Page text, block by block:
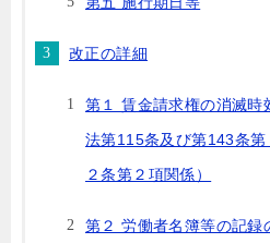
改正の詳細
第１ 賃金請求権の消滅時
法第115条及び第143条
２条第２項関係）
第２ 労働者名簿等の記録